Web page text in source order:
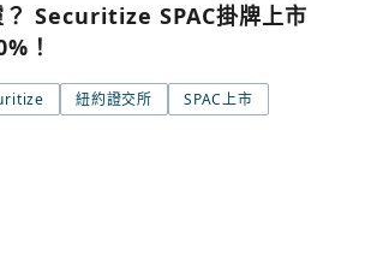
？ Securitize SPAC掛牌上市
！
紐約證交所
SPAC上市
使用以下帳號繼續
城市